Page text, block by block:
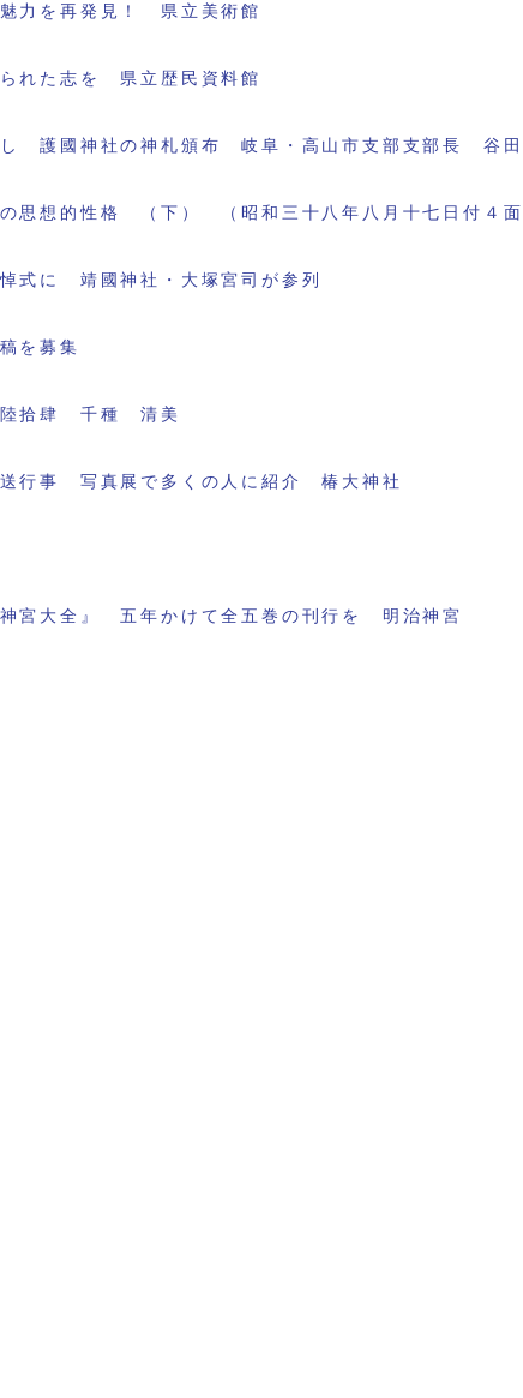
力を再発見！ 県立美術館
れた志を 県立歴民資料館
し 護國神社の神札頒布 岐阜・高山市支部支部長 谷田
思想的性格 （下） （昭和三十八年八月十七日付４
式に 靖國神社・大塚宮司が参列
を募集
拾肆 千種 清美
送行事 写真展で多くの人に紹介 椿大神社
宮大全』 五年かけて全五巻の刊行を 明治神宮